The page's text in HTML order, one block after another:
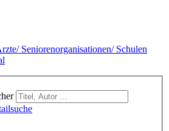
Seniorenorganisationen/ Schulen